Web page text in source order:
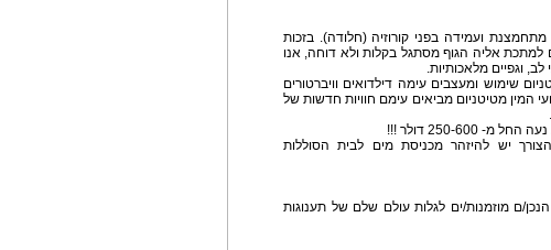
ועמידה בפני קורוזיה (חלודה). בזכות
למתכת אליה הגוף מסתגל בקלות ולא דוחה, אנו
וגפיים מלאכותיות.
שימוש ומעצבים עימה דילדואים וויברטורים
המין מטיטניום מביאים עימם חוויות חדשות של
600 דולר !!!
יש להיזהר מכניסת מים לבית הסוללות
ם מוזמנות/ים לגלות עולם שלם של תענוגות